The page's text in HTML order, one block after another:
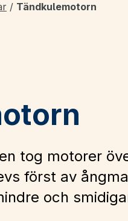
/ Tändkulemotorn
tog motorer
först av
och